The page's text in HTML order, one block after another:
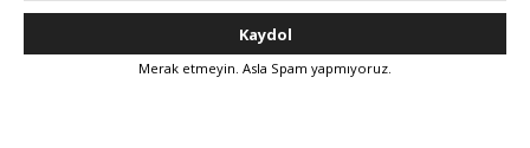
Merak etmeyin. Asla Spam yapmıyoruz.